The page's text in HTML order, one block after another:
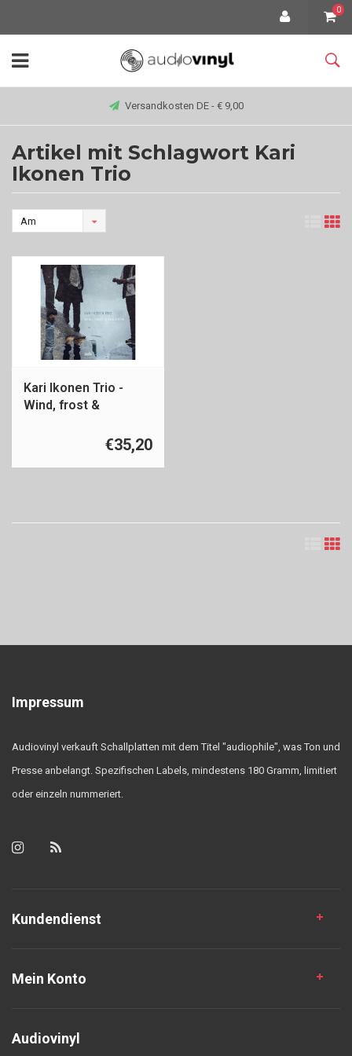
0
Versandkosten DE - € 9,00
Artikel mit Schlagwort Kari
Ikonen Trio
Am
angesehen
Kari Ikonen Trio -
Wind, frost &
€35,20
Impressum
Audiovinyl verkauft Schallplatten mit dem Titel "audiophile", was Ton und
Presse anbelangt. Spezifischen Labels, mindestens 180 Gramm, limitiert
oder einzeln nummeriert.
Kundendienst
Mein Konto
Audiovinyl